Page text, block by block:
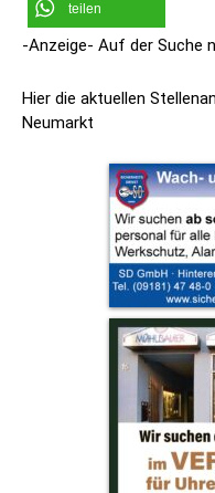
teilen
-Anzeige- Auf der Suche
Hier die aktuellen
Neumarkt